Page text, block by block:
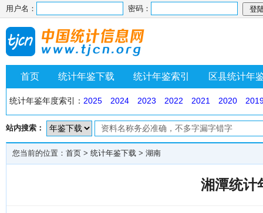
用户名： 密码：
首页 统计年鉴下载 统计年鉴索引 区县统计年
统计年鉴年度索引： 2025 2024 2023 2022 2021 2020
站内搜索：
您当前的位置： 首页 > 统计年鉴下载 > 湖南
湘潭统计